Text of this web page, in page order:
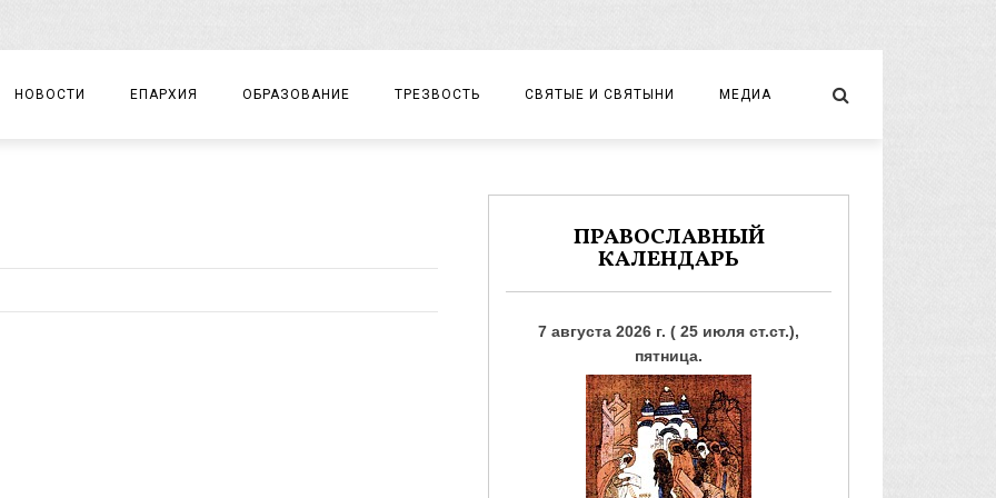
НОВОСТИ ЕПАРХИЯ
ДОКУМЕНТЫ
ЕПАРХИАЛЬНЫЕ ОТДЕЛЫ
ОБРАЗОВАНИЕ
ДЕТСКИЙ ТУРИЗМ
ТРЕЗВОСТЬ
ЗАМЕТКИ
СВЯТЫЕ И СВЯТЫНИ МЕДИА
ФОТО
ПРАВОСЛАВНЫЙ
КАЛЕНДАРЬ
7 августа 2026 г. ( 25 июля ст.ст.),
пятница.